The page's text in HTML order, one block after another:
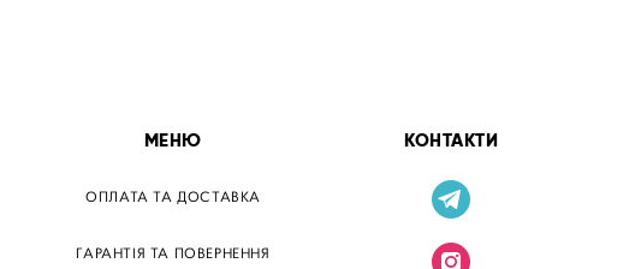
МЕНЮ
ОПЛАТА ТА ДОСТАВКА
ГАРАНТІЯ ТА ПОВЕРНЕННЯ
КОНТАКТИ